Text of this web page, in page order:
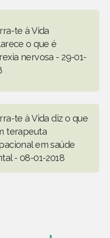
te à Vida
o que é
nervosa - 29-01-
te à Vida diz o que
terapeuta
em saúde
- 08-01-2018